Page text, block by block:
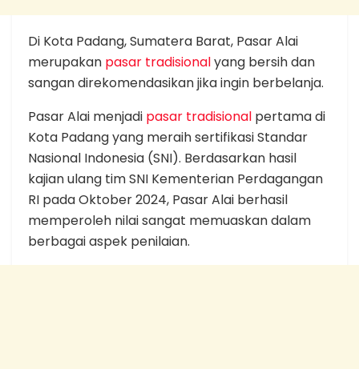
Di Kota Padang, Sumatera Barat, Pasar Alai
merupakan pasar tradisionalyang bersih dan
sangan direkomendasikan jika ingin berbelanja.
Pasar Alai menjadi pasar tradisional pertama di
Kota Padang yang meraih sertifikasi Standar
Nasional Indonesia (SNI). Berdasarkan hasil
kajian ulang tim SNI Kementerian Perdagangan
RI pada Oktober 2024, Pasar Alai berhasil
memperoleh nilai sangat memuaskan dalam
berbagai aspek penilaian.